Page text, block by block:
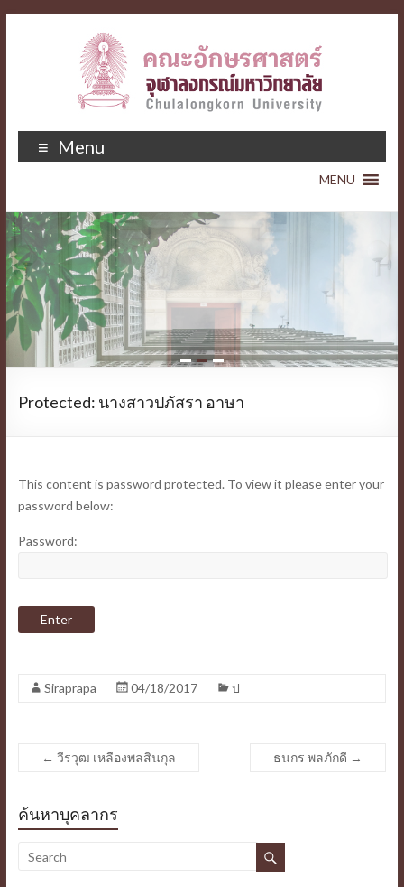
Menu
1 2 3
Protected: นางสาวปภัสรา อาษา
This content is password protected. To view it please enter your
password below:
Password:
Siraprapa 04/18/2017 ป
← วีรวุฒ เหลืองพลสินกุล ธนกร พลภักดี →
ค้นหาบุคลากร